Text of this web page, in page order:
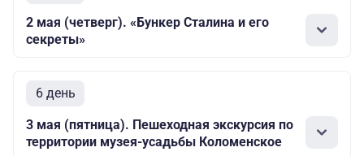
2 мая (четверг). «Бункер Сталина и его
секреты»
6 день
3 мая (пятница). Пешеходная экскурсия по
территории музея-усадьбы Коломенское